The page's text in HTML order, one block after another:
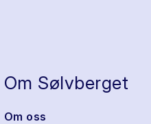
Om Sølvberget
Om oss